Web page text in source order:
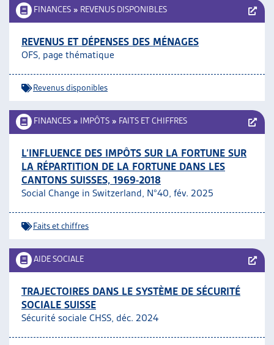
FINANCES » REVENUS DISPONIBLES
REVENUS ET DÉPENSES DES MÉNAGES
OFS, page thématique
Revenus disponibles
FINANCES » IMPÔTS » FAITS ET CHIFFRES
L’INFLUENCE DES IMPÔTS SUR LA FORTUNE SUR
LA RÉPARTITION DE LA FORTUNE DANS LES
CANTONS SUISSES, 1969-2018
Social Change in Switzerland, N°40, fév. 2025
Faits et chiffres
AIDE SOCIALE
TRAJECTOIRES DANS LE SYSTÈME DE SÉCURITÉ
SOCIALE SUISSE
Sécurité sociale CHSS, déc. 2024